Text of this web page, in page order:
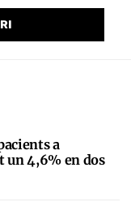
a
un 4,6% en dos